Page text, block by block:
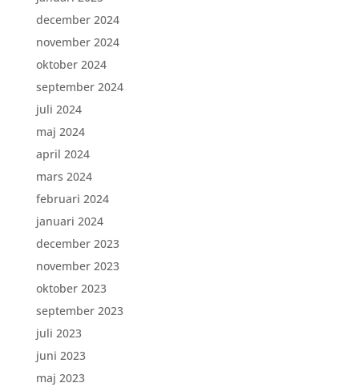
december 2024
november 2024
oktober 2024
september 2024
juli 2024
maj 2024
april 2024
mars 2024
februari 2024
januari 2024
december 2023
november 2023
oktober 2023
september 2023
juli 2023
juni 2023
maj 2023